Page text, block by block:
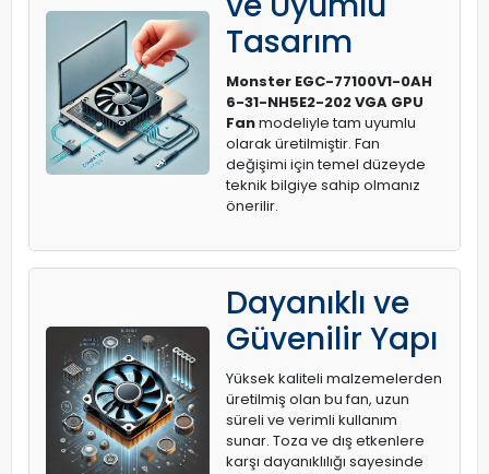
Tasarım
Monster EGC-77100V1-0AH
6-31-NH5E2-202 VGA GPU
Fanmodeliyle tam uyumlu
olarak üretilmiştir. Fan
değişimi için temel düzeyde
teknik bilgiye sahip olmanız
önerilir.
Dayanıklı ve
Güvenilir Yapı
Yüksek kaliteli malzemelerden
üretilmiş olan bu fan, uzun
süreli ve verimli kullanım
sunar. Toza ve dış etkenlere
karşı dayanıklılığı sayesinde